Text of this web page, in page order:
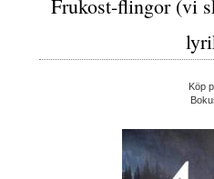
Frukost-flingor (vi
Köp